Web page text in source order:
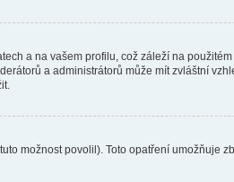
a na vašem profilu, což záleží na
a administrátorů může mít zvláštní
možnost povolil). Toto opatření umožňuje